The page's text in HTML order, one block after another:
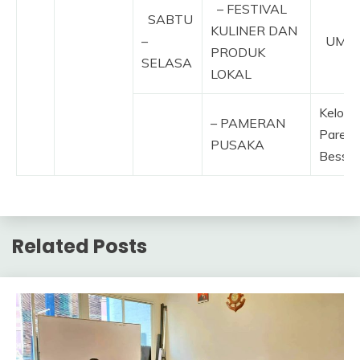
SABTU
–
SELASA
– FESTIVAL
KULINER DAN
PRODUK
LOKAL
– PAMERAN
PUSAKA
Bessi/
Related Posts